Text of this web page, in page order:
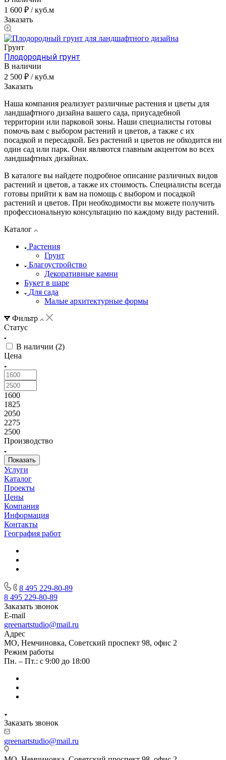
1 600 ₽ / куб.м
Заказать
Грунт
Плодородный грунт
В наличии
2 500 ₽ / куб.м
Заказать
Наша компания реализует различные растения и цветы для
ландшафтного дизайна вашего сада, приусадебной
территории или парковой зоны. Наши специалисты готовы
помочь вам с выбором растений и цветов, а также с их
посадкой и пересадкой. Без растений и цветов не обходится ни
один сад или парк. Они являются главным акцентом во всех
ландшафтных дизайнах.
В каталоге вы найдете подробное описание различных видов
растений и цветов, а также их стоимость. Специалисты всегда
готовы прийти к вам на помощь с выбором и посадкой
растений и цветов. При необходимости вы можете получить
профессиональную консультацию по каждому виду растений.
Каталог
Растения
Грунт
Благоустройство
Декоративные камни
Букет в шаре
Для сада
Малые архитектурные формы
Фильтр
Статус
В наличии (2)
Цена
1600
1825
2050
2275
2500
Производство
Услуги
Каталог
Проекты
Цены
Компания
Информация
Контакты
География работ
8 495 229-80-89
8 495 229-80-89
Заказать звонок
E-mail
greenartstudio@mail.ru
Адрес
МО, Немчиновка, Советский проспект 98, офис 2
Режим работы
Пн. – Пт.: с 9:00 до 18:00
Заказать звонок
greenartstudio@mail.ru